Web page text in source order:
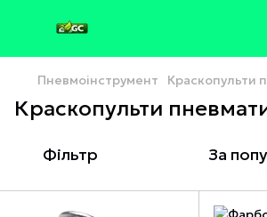
Пневмоінструмент Краскопульти
Краскопульти
Фільтр За